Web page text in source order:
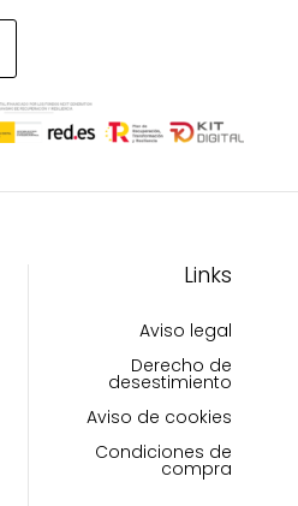
Links
Aviso legal
Derecho de
desestimiento
Aviso de cookies
Condiciones de
compra